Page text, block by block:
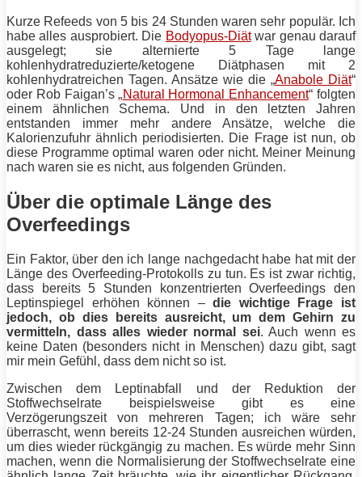
Kurze Refeeds von 5 bis 24 Stunden waren sehr populär. Ich
habe alles ausprobiert. Die Bodyopus-Diätwar genau darauf
ausgelegt; sie alternierte 5 Tage lange
kohlenhydratreduzierte/ketogene Diätphasen mit 2
kohlenhydratreichen Tagen. Ansätze wie die „Anabole Diät“
oder Rob Faigan’s „Natural Hormonal Enhancement“ folgten
einem ähnlichen Schema. Und in den letzten Jahren
entstanden immer mehr andere Ansätze, welche die
Kalorienzufuhr ähnlich periodisierten. Die Frage ist nun, ob
diese Programme optimal waren oder nicht. Meiner Meinung
nach waren sie es nicht, aus folgenden Gründen.
Über die optimale Länge des
Overfeedings
Ein Faktor, über den ich lange nachgedacht habe hat mit der
Länge des Overfeeding-Protokolls zu tun. Es ist zwar richtig,
dass bereits 5 Stunden konzentrierten Overfeedings den
Leptinspiegel erhöhen können –die wichtige Frage ist
jedoch, ob dies bereits ausreicht, um dem Gehirn zu
vermitteln, dass alles wieder normal sei. Auch wenn es
keine Daten (besonders nicht in Menschen) dazu gibt, sagt
mir mein Gefühl, dass dem nicht so ist.
Zwischen dem Leptinabfall und der Reduktion der
Stoffwechselrate beispielsweise gibt es eine
Verzögerungszeit von mehreren Tagen; ich wäre sehr
überrascht, wenn bereits 12-24 Stunden ausreichen würden,
um dies wieder rückgängig zu machen. Es würde mehr Sinn
machen, wenn die Normalisierung der Stoffwechselrate eine